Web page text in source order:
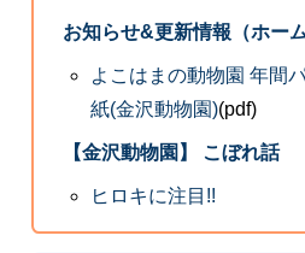
お知らせ&更新情報（ホー
よこはまの動物園 年間
紙(金沢動物園)(pdf)
【金沢動物園】 こぼれ話
ヒロキに注目!!